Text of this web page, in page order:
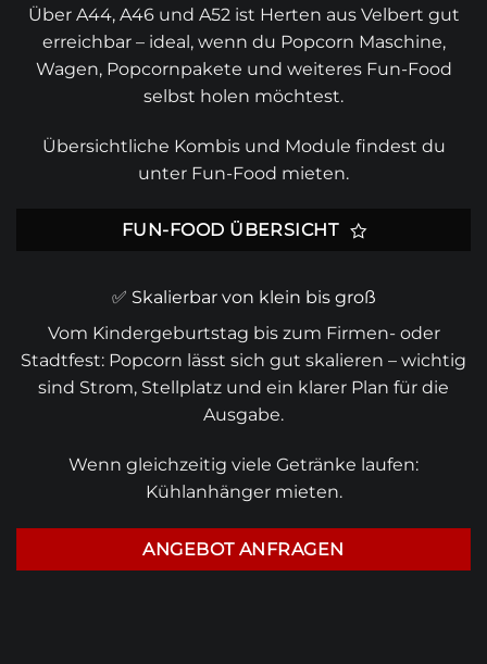
Über A44, A46 und A52 ist Herten aus Velbert gut
erreichbar – ideal, wenn du Popcorn Maschine,
Wagen, Popcornpakete und weiteres Fun-Food
selbst holen möchtest.
Übersichtliche Kombis und Module findest du
unter Fun-Food mieten.
FUN-FOOD ÜBERSICHT
✅ Skalierbar von klein bis groß
Vom Kindergeburtstag bis zum Firmen- oder
Stadtfest: Popcorn lässt sich gut skalieren – wichtig
sind Strom, Stellplatz und ein klarer Plan für die
Ausgabe.
Wenn gleichzeitig viele Getränke laufen:
Kühlanhänger mieten.
ANGEBOT ANFRAGEN